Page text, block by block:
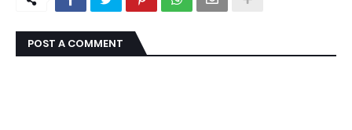
POST A COMMENT